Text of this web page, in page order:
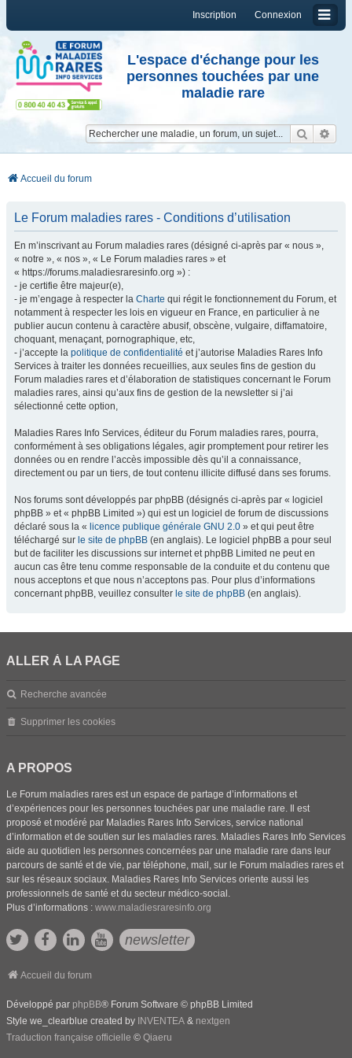
Connexion
Inscription
L'espace d'échange pour les
personnes touchées par une
maladie rare
Accueil du forum
Le Forum maladies rares - Conditions d’utilisation
En m’inscrivant au Forum maladies rares (désigné ci-après par « nous »,
« notre », « nos », « Le Forum maladies rares » et
« https://forums.maladiesraresinfo.org ») :
- je certifie être majeur(e),
- je m’engage à respecter la Charte qui régit le fonctionnement du Forum, et
notamment à respecter les lois en vigueur en France, en particulier à ne
publier aucun contenu à caractère abusif, obscène, vulgaire, diffamatoire,
choquant, menaçant, pornographique, etc,
- j’accepte la politique de confidentialité et j’autorise Maladies Rares Info
Services à traiter les données recueillies, aux seules fins de gestion du
Forum maladies rares et d’élaboration de statistiques concernant le Forum
maladies rares, ainsi qu’aux fins de gestion de la newsletter si j’ai
sélectionné cette option,
Maladies Rares Info Services, éditeur du Forum maladies rares, pourra,
conformément à ses obligations légales, agir promptement pour retirer les
données ou en rendre l’accès impossible dès qu’il a connaissance,
directement ou par un tiers, de tout contenu illicite diffusé dans ses forums.
Nos forums sont développés par phpBB (désignés ci-après par « logiciel
phpBB » et « phpBB Limited ») qui est un logiciel de forum de discussions
déclaré sous la « licence publique générale GNU 2.0 » et qui peut être
téléchargé sur le site de phpBB (en anglais). Le logiciel phpBB a pour seul
but de faciliter les discussions sur internet et phpBB Limited ne peut en
aucun cas être tenu comme responsable de la conduite et du contenu que
nous acceptons et que nous n’acceptons pas. Pour plus d’informations
concernant phpBB, veuillez consulter le site de phpBB (en anglais).
ALLER À LA PAGE
Recherche avancée
Supprimer les cookies
A PROPOS
Le Forum maladies rares est un espace de partage d’informations et
d’expériences pour les personnes touchées par une maladie rare. Il est
proposé et modéré par Maladies Rares Info Services, service national
d’information et de soutien sur les maladies rares. Maladies Rares Info Services
aide au quotidien les personnes concernées par une maladie rare dans leur
parcours de santé et de vie, par téléphone, mail, sur le Forum maladies rares et
sur les réseaux sociaux. Maladies Rares Info Services oriente aussi les
professionnels de santé et du secteur médico-social.
Plus d’informations : www.maladiesraresinfo.org
newsletter
Accueil du forum
Développé par phpBB® Forum Software © phpBB Limited
Style we_clearblue created by INVENTEA & nextgen
Traduction française officielle © Qiaeru